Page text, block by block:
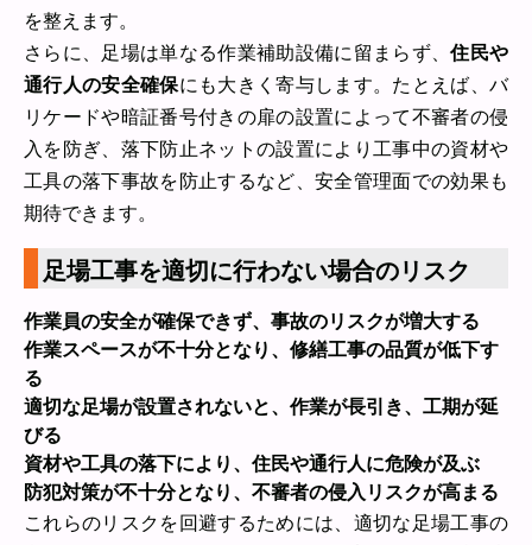
を整えます。
さらに、足場は単なる作業補助設備に留まらず、住民や
通行人の安全確保にも大きく寄与します。たとえば、バ
リケードや暗証番号付きの扉の設置によって不審者の侵
入を防ぎ、落下防止ネットの設置により工事中の資材や
工具の落下事故を防止するなど、安全管理面での効果も
期待できます。
足場工事を適切に行わない場合のリスク
作業員の安全が確保できず、事故のリスクが増大する
作業スペースが不十分となり、修繕工事の品質が低下す
る
適切な足場が設置されないと、作業が長引き、工期が延
びる
資材や工具の落下により、住民や通行人に危険が及ぶ
防犯対策が不十分となり、不審者の侵入リスクが高まる
これらのリスクを回避するためには、適切な足場工事の